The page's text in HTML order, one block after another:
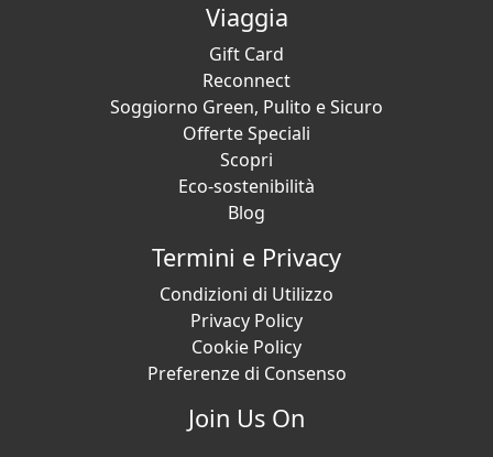
Viaggia
Gift Card
Reconnect
Soggiorno Green, Pulito e Sicuro
Offerte Speciali
Scopri
Eco-sostenibilità
Blog
Termini e Privacy
Condizioni di Utilizzo
Privacy Policy
Cookie Policy
Preferenze di Consenso
Join Us On